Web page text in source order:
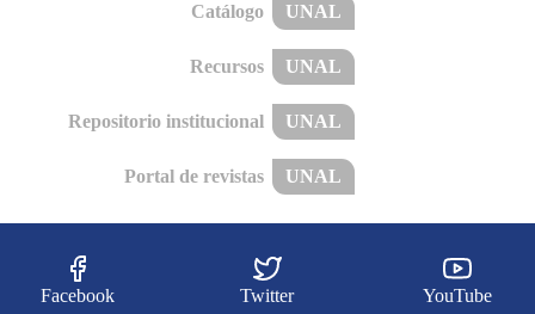
Catálogo UNAL
Recursos UNAL
Repositorio institucional UNAL
Portal de revistas UNAL
Facebook Twitter YouTube